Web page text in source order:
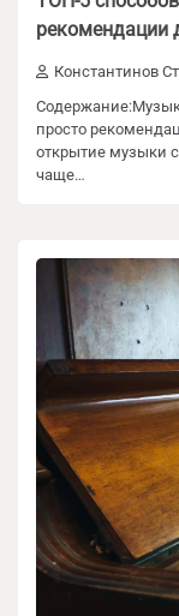
рекомендации
Константинов
просто
открытие музыки
чаще…